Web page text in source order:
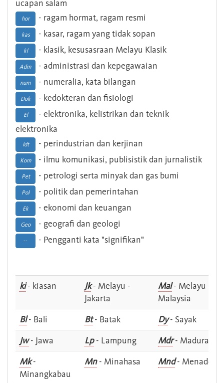
ucapan salam
hor - ragam hormat, ragam resmi
kas - kasar, ragam yang tidak sopan
kl - klasik, kesusasraan Melayu Klasik
Adm - administrasi dan kepegawaian
num - numeralia, kata bilangan
Dok - kedokteran dan fisiologi
El
- elektronika, kelistrikan dan teknik
elektronika
Idt - perindustrian dan kerjinan
Kom - ilmu komunikasi, publisistik dan jurnalistik
Pet - petrologi serta minyak dan gas bumi
Pol - politik dan pemerintahan
Ek - ekonomi dan keuangan
Geo - geografi dan geologi
-- - Pengganti kata "signifikan"
ki- kiasan Jk- Melayu -
Jakarta
Mal- Melayu -
Malaysia
Bl- Bali Bt- Batak Dy- Sayak
Jw- Jawa Lp- Lampung Mdr- Madura
Mk-
Minangkabau
Mn- Minahasa Mnd- Menado